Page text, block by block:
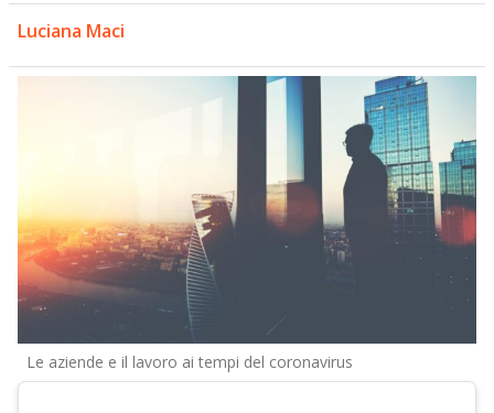
Luciana Maci
Le aziende e il lavoro ai tempi del coronavirus